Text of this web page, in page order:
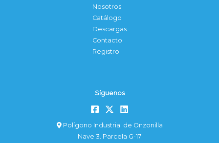
Nosotros
Catálogo
Descargas
Contacto
Registro
Síguenos
Polígono Industrial de Onzonilla
Nave 3. Parcela G-17